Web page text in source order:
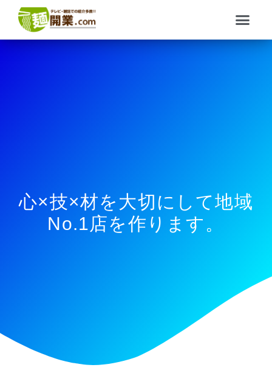
メ
ニ
ュ
心×技×材を大切にして地域
No.1店を作ります。